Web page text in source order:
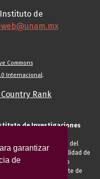
garantizar
de
de
Commons
Internacional.
de Investigaciones
UNAM, es responsable del
registro de usted en calidad de
conferencista o
proveedor o cliente de